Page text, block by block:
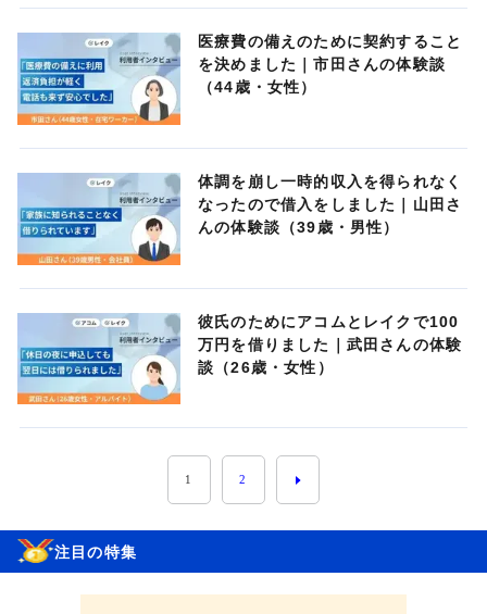
医療費の備えのために契約すること
を決めました｜市田さんの体験談
（44歳・女性）
体調を崩し一時的収入を得られなく
なったので借入をしました｜山田さ
んの体験談（39歳・男性）
彼氏のためにアコムとレイクで100
万円を借りました｜武田さんの体験
談（26歳・女性）
1 2
注目の特集